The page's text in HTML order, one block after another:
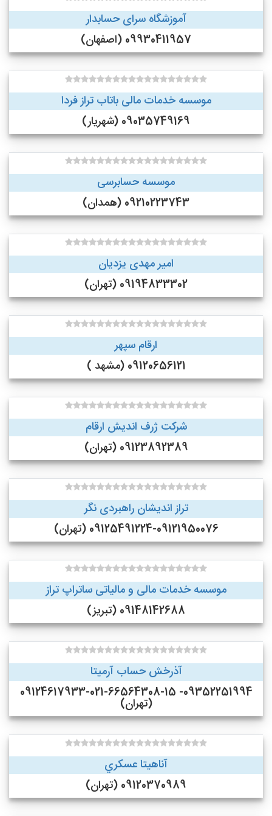
آموزشگاه سرای حسابدار
09930411957 (اصفهان)
موسسه خدمات مالی باتاب تراز فردا
09035749169 (شهریار)
موسسه حسابرسی
09210223743 (همدان)
امیر مهدی یزدیان
09194833302 (تهران)
ارقام سپهر
09120656121 (مشهد )
شرکت ژرف اندیش ارقام
09123892389 (تهران)
تراز اندیشان راهبردی نگر
09125491224-09121950076 (تهران)
موسسه خدمات مالی و مالیاتی ساتراپ تراز
09148142688 (تبریز)
آذرخش حساب آرمیتا
09352251994- 09124617933-021-66564308-15
(تهران)
آناهيتا عسكري
09120370989 (تهران)